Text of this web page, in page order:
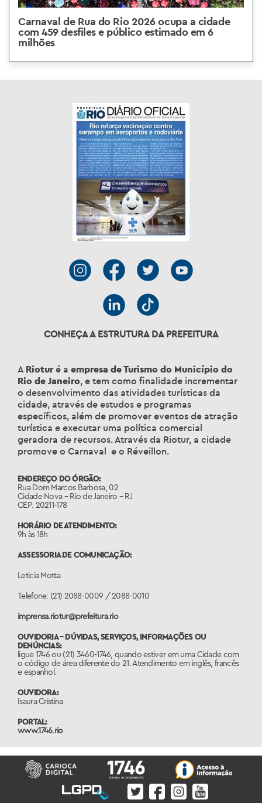
Carnaval de Rua do Rio 2026 ocupa a cidade
com 459 desfiles e público estimado em 6
milhões
CONHEÇA A ESTRUTURA DA PREFEITURA
A Rioturé a empresa de Turismo do Município do
Rio de Janeiro, e tem como finalidade incrementar
o desenvolvimento das atividades turísticas da
cidade, através de estudos e programas
específicos, além de promover eventos de atração
turística e executar uma política comercial
geradora de recursos. Através da Riotur, a cidade
promove o Carnaval e o Réveillon.
ENDEREÇO DO ÓRGÃO:
Rua Dom Marcos Barbosa, 02
Cidade Nova – Rio de Janeiro – RJ
CEP: 20211-178
HORÁRIO DE ATENDIMENTO:
9h às 18h
ASSESSORIA DE COMUNICAÇÃO:
Leticia Motta
Telefone: (21) 2088-0009 / 2088-0010
imprensa.riotur@prefeitura.rio
OUVIDORIA – DÚVIDAS, SERVIÇOS, INFORMAÇÕES OU
DENÚNCIAS:
ligue 1746 ou (21) 3460-1746, quando estiver em uma Cidade com
o código de área diferente do 21. Atendimento em inglês, francês
e espanhol.
OUVIDORA:
Isaura Cristina
PORTAL:
www.1746.rio